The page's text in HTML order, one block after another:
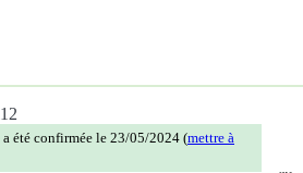
été confirmée le 23/05/2024 (mettre à